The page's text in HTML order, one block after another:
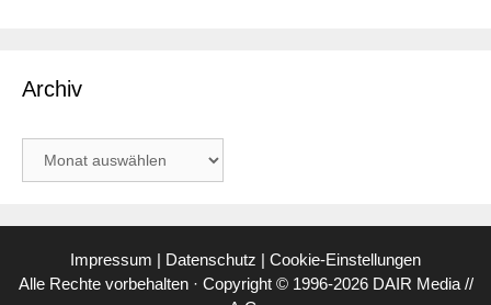
Archiv
Archiv
Impressum Datenschutz
Cookie-Einstellungen
Alle Rechte vorbehalten · Copyright © 1996-2026 DAIR Media //